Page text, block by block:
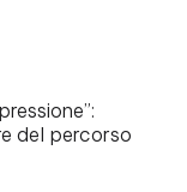
del percorso